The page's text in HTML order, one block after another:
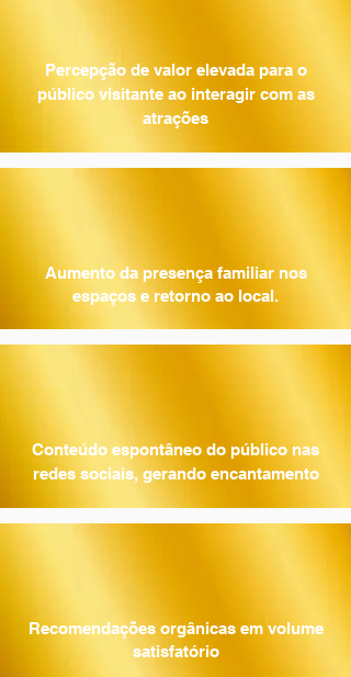
Percepção de valor elevada para o
público visitante ao interagir com as
atrações
Aumento da presença familiar nos
espaços e retorno ao local.
Conteúdo espontâneo do público nas
redes sociais​, gerando encantamento
Recomendações orgânicas em volume
satisfatório